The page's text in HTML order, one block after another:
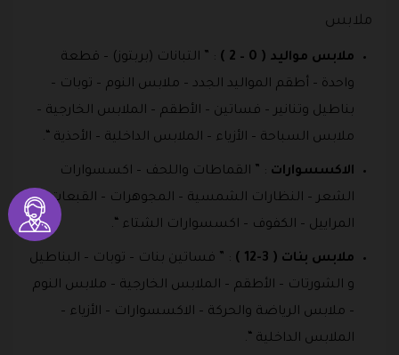
ملابس
ملابس مواليد ( 0 – 2 )
: ” التبانات (بربتوز) – قطعة
واحدة – أطقم المواليد الجدد – ملابس النوم – توبات –
بناطيل وتنانير – فساتين – الأطقم – الملابس الخارجية –
ملابس السباحة – الأزياء – الملابس الداخلية – الأحذية “.
الاكسسوارات : ” القماطات واللحف – اكسسوارات
الشعر – النظارات الشمسية – المجوهرات – القبعات –
المراييل – الكفوف – اكسسوارات الشتاء “.
ملابس بنات ( 3-12 )
: ” فساتين بنات – توبات – البناطيل
و الشورتات – الأطقم – الملابس الخارجية – ملابس النوم
– ملابس الرياضة والحركة – الاكسسوارات – الأزياء –
الملابس الداخلية “.